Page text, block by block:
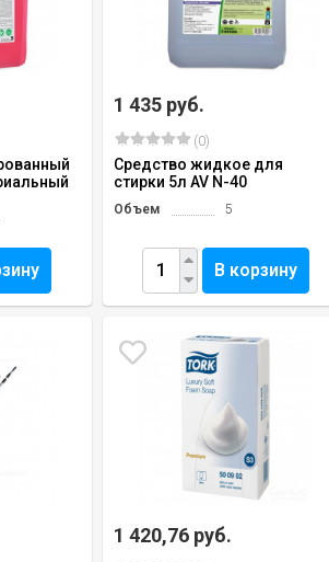
1 435 руб.
(0)
Средство жидкое для
стирки 5л AV N-40
Объем 5
В корзину
1 420,76 руб.